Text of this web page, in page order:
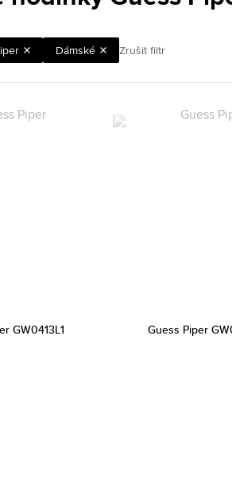
Dámské Zrušit filtr
GW0413L1 Guess Piper